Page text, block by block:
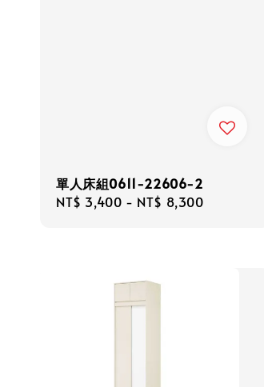
單人床組0611-22606-2
Regular
NT$ 3,400 - NT$ 8,300